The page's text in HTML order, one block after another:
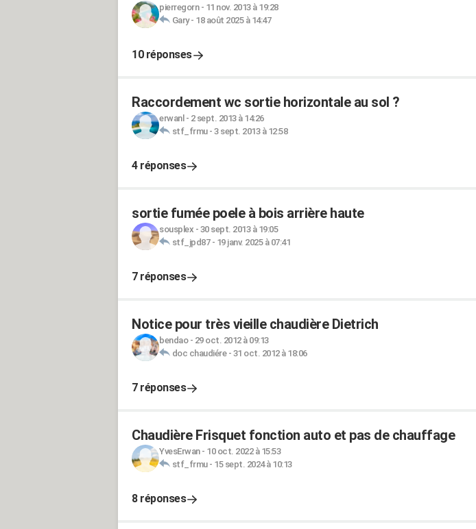
pierregorn- 11 nov. 2013 à 19:28
Gary- 18 août 2025 à 14:47
10 réponses
Raccordement wc sortie horizontale au sol ?
erwanl - 2 sept. 2013 à 14:26
stf_frmu- 3 sept. 2013 à 12:58
4 réponses
sortie fumée poele à bois arrière haute
sousplex - 30 sept. 2013 à 19:05
stf_jpd87- 19 janv. 2025 à 07:41
7 réponses
Notice pour très vieille chaudière Dietrich
bendao- 29 oct. 2012 à 09:13
doc chaudiére- 31 oct. 2012 à 18:06
7 réponses
Chaudière Frisquet fonction auto et pas de chauffage
YvesErwan- 10 oct. 2022 à 15:53
stf_frmu- 15 sept. 2024 à 10:13
8 réponses